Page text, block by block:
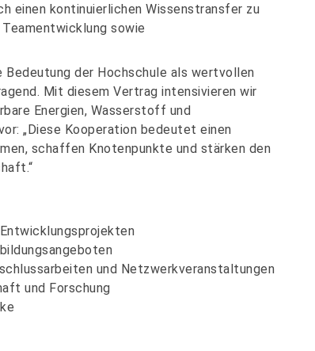
einen kontinuierlichen Wissenstransfer zu
sowie
der Hochschule als wertvollen
Mit diesem Vertrag intensivieren wir
Energien, Wasserstoff und
„Diese Kooperation bedeutet einen
schaffen Knotenpunkte und stärken den
und Netzwerkveranstaltungen
und Forschung